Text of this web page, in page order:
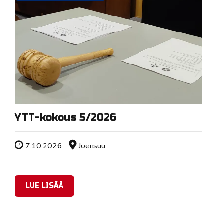
YTT-kokous 5/2026
Tapahtuman ajankohta
7.10.2026 Sijainti
Joensuu
LUE LISÄÄ